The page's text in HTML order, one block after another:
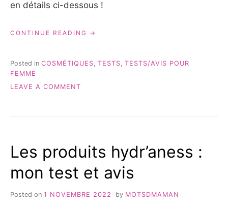
en détails ci-dessous !
CONTINUE READING « LES
JOYA
Posted in COSMÉTIQUES TESTS TESTS/AVIS POUR
FEMME
LEAVE A COMMENT
&
AVIS}
Les produits hydr’aness :
mon test et avis
Posted on 1 NOVEMBRE 2022 by MOTSDMAMAN